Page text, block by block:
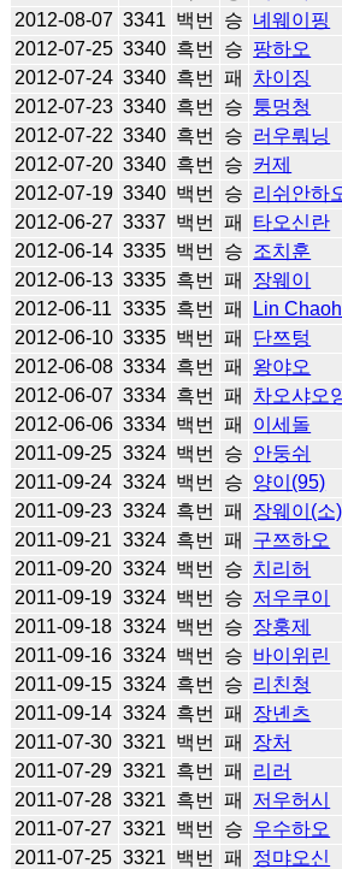
2012-08-07 3341 백번 승 녜웨이핑
2012-07-25 3340 흑번 승 팡하오
2012-07-24 3340 흑번 패 차이징
2012-07-23 3340 흑번 승 퉁멍청
2012-07-22 3340 흑번 승 러우뤄닝
2012-07-20 3340 흑번 승 커제
2012-07-19 3340 백번 승 리쉬안하
2012-06-27 3337 백번 패 타오신란
2012-06-14 3335 백번 승 조치훈
2012-06-13 3335 흑번 패 장웨이
2012-06-11 3335 흑번 패 Lin
2012-06-10 3335 백번 패 단쯔텅
2012-06-08 3334 흑번 패 왕야오
2012-06-07 3334 흑번 패 차오샤오
2012-06-06 3334 백번 패 이세돌
2011-09-25 3324 백번 승 안둥쉬
2011-09-24 3324 백번 승 양이(95)
2011-09-23 3324 흑번 패 장웨이(소)
2011-09-21 3324 흑번 패 구쯔하오
2011-09-20 3324 백번 승 치리허
2011-09-19 3324 백번 승 저우쿠이
2011-09-18 3324 백번 승 장훙제
2011-09-16 3324 백번 승 바이위린
2011-09-15 3324 흑번 승 리친청
2011-09-14 3324 흑번 패 장녠츠
2011-07-30 3321 백번 패 장처
2011-07-29 3321 흑번 패 리러
2011-07-28 3321 흑번 패 저우허시
2011-07-27 3321 백번 승 우수하오
2011-07-25 3321 백번 패 정먀오신